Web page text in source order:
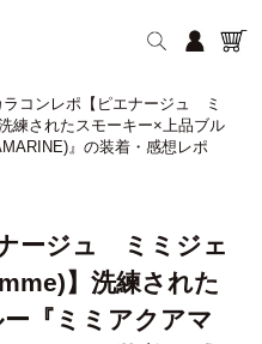
ラコンレポ【ピエナージュ ミ
練されたスモーキー×上品ブル
』の装着・感想レポ
ージュ ミミジェ
】洗練された
『ミミアクアマ